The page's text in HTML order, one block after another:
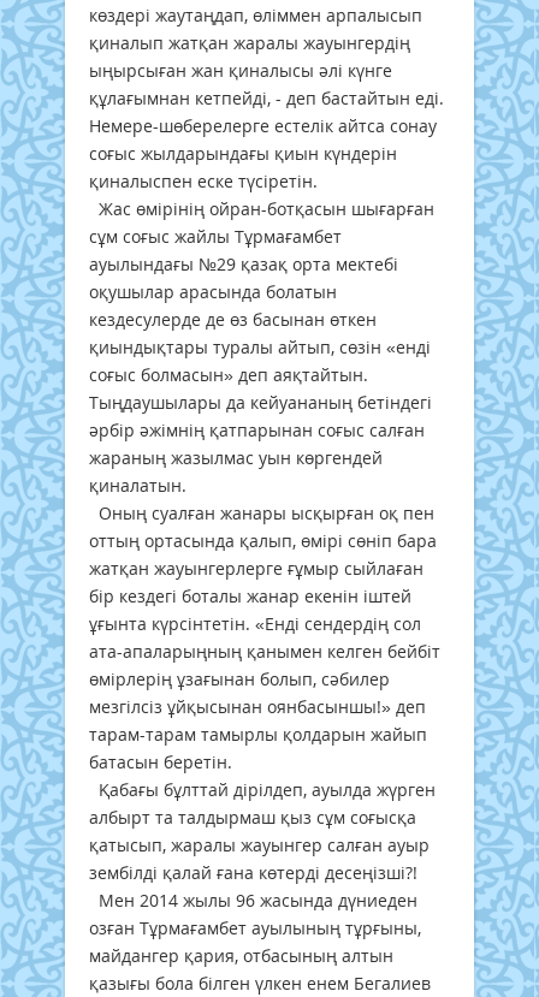
көздері жаутаңдап, өліммен арпалысып
қиналып жатқан жаралы жауынгердің
ыңырсыған жан қиналысы әлі күнге
құлағымнан кетпейді, - деп бастайтын еді.
Немере-шөберелерге естелік айтса сонау
соғыс жылдарындағы қиын күндерін
қиналыспен еске түсіретін.
Жас өмірінің ойран-ботқасын шығарған
сұм соғыс жайлы Тұрмағамбет
ауылындағы №29 қазақ орта мектебі
оқушылар арасында болатын
кездесулерде де өз басынан өткен
қиындықтары туралы айтып, сөзін «енді
соғыс болмасын» деп аяқтайтын.
Тыңдаушылары да кейуананың бетіндегі
әрбір әжімнің қатпарынан соғыс салған
жараның жазылмас уын көргендей
қиналатын.
Оның суалған жанары ысқырған оқ пен
оттың ортасында қалып, өмірі сөніп бара
жатқан жауынгерлерге ғұмыр сыйлаған
бір кездегі боталы жанар екенін іштей
ұғынта күрсінтетін. «Енді сендердің сол
ата-апаларыңның қанымен келген бейбіт
өмірлерің ұзағынан болып, сәбилер
мезгілсіз ұйқысынан оянбасыншы!» деп
тарам-тарам тамырлы қолдарын жайып
батасын беретін.
Қабағы бұлттай дірілдеп, ауылда жүрген
албырт та талдырмаш қыз сұм соғысқа
қатысып, жаралы жауынгер салған ауыр
зембілді қалай ғана көтерді десеңізші?!
Мен 2014 жылы 96 жасында дүниеден
озған Тұрмағамбет ауылының тұрғыны,
майдангер қария, отбасының алтын
қазығы бола білген үлкен енем Бегалиев